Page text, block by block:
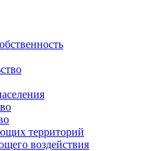
территорий
воздействия